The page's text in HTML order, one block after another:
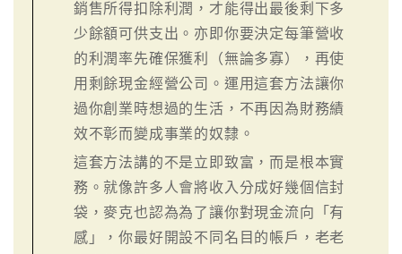
銷售所得扣除利潤，才能得出最後剩下多
少餘額可供支出。亦即你要決定每筆營收
的利潤率先確保獲利（無論多寡），再使
用剩餘現金經營公司。運用這套方法讓你
過你創業時想過的生活，不再因為財務績
效不彰而變成事業的奴隸。
這套方法講的不是立即致富，而是根本實
務。就像許多人會將收入分成好幾個信封
袋，麥克也認為為了讓你對現金流向「有
感」，你最好開設不同名目的帳戶，老老